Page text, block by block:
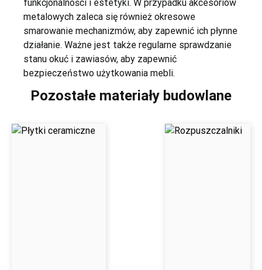
funkcjonalności i estetyki. W przypadku akcesoriów
metalowych zaleca się również okresowe
smarowanie mechanizmów, aby zapewnić ich płynne
działanie. Ważne jest także regularne sprawdzanie
stanu okuć i zawiasów, aby zapewnić
bezpieczeństwo użytkowania mebli.
Pozostałe materiały budowlane